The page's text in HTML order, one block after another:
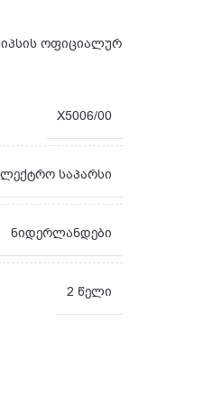
ოფიციალურ
X5006/00
საპარსი
ნიდერლანდები
2 წელი